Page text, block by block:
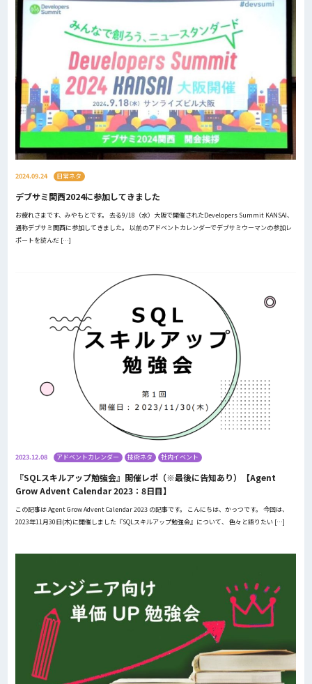
2024.09.24 日常ネタ
デブサミ関西2024に参加してきました
お疲れさまです、みやもとです。 去る9/18（水）大阪で開催されたDevelopers Summit KANSAI、
通称デブサミ関西に参加してきました。 以前のアドベントカレンダーでデブサミウーマンの参加レ
ポートを読んだ […]
2023.12.08 アドベントカレンダー 技術ネタ 社内イベント
『SQLスキルアップ勉強会』開催レポ（※最後に告知あり）【Agent
Grow Advent Calendar 2023：8日目】
この記事は Agent Grow Advent Calendar 2023 の記事です。 こんにちは、かっつです。 今回は、
2023年11月30日(木)に開催しました『SQLスキルアップ勉強会』について、 色々と語りたい […]